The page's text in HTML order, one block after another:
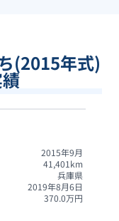
(2015年式)
2015年9月
41,401 km
兵庫県
2019年8月6日
370.0万円